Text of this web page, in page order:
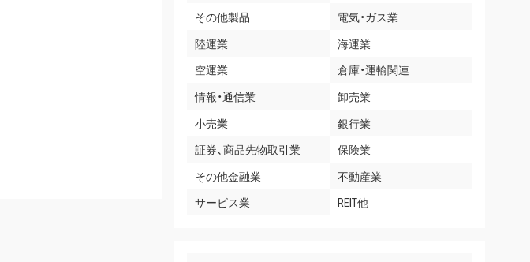
その他製品
電気・ガス業
陸運業
海運業
空運業
倉庫・運輸関連
情報・通信業
卸売業
小売業
銀行業
証券、商品先物取引業
保険業
その他金融業
不動産業
サービス業
REIT他